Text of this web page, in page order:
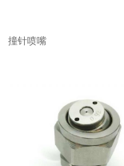
撞针喷嘴